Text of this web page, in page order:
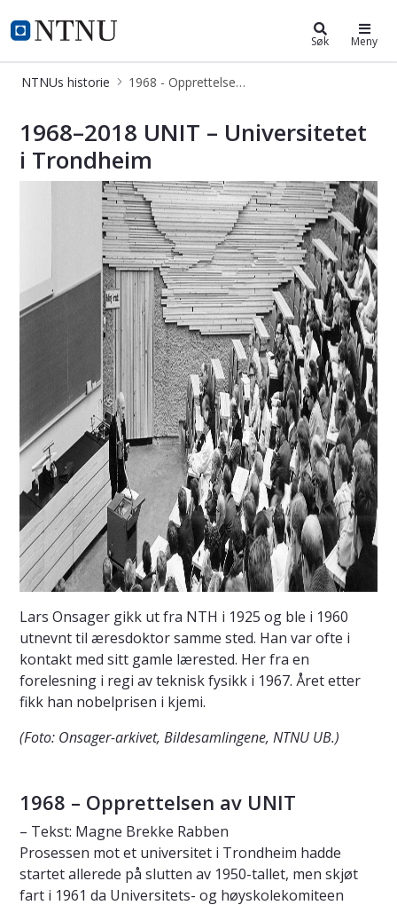
NTNU Hjemmeside
ntnu.no Søk Meny
NTNUs historie 1968 - Opprettelsen av UNIT
1968–2018 UNIT – Universitetet
i Trondheim
Lars Onsager gikk ut fra NTH i 1925 og ble i 1960
utnevnt til æresdoktor samme sted. Han var ofte i
kontakt med sitt gamle lærested. Her fra en
forelesning i regi av teknisk fysikk i 1967. Året etter
fikk han nobelprisen i kjemi.
(Foto: Onsager-arkivet, Bildesamlingene, NTNU UB.)
1968 – Opprettelsen av UNIT
– Tekst: Magne Brekke Rabben
Prosessen mot et universitet i Trondheim hadde
startet allerede på slutten av 1950-tallet, men skjøt
fart i 1961 da Universitets- og høyskolekomiteen